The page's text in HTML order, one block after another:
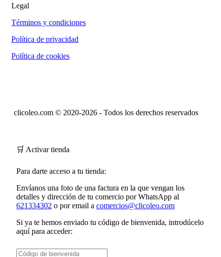
Legal
Términos y condiciones
Política de privacidad
Política de cookies
clicoleo.com © 2020-2026 - Todos los derechos reservados
🛒 Activar tienda
Para darte acceso a tu tienda:
Envíanos una foto de una factura en la que vengan los
detalles y dirección de tu comercio por WhatsApp al
621334302 o por email a comercios@clicoleo.com
Si ya te hemos enviado tu código de bienvenida, introdúcelo
aquí para acceder: